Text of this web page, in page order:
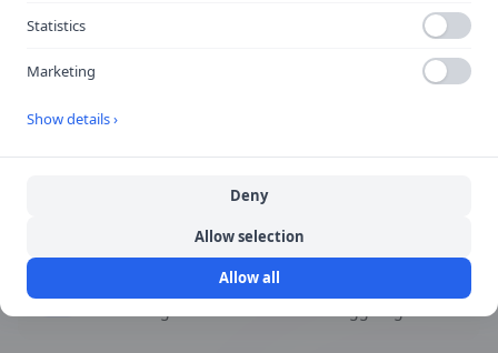
Snabbfakta
Form
Statistics
Marketing
Show details ›
Deny
Allow selection
Allow all